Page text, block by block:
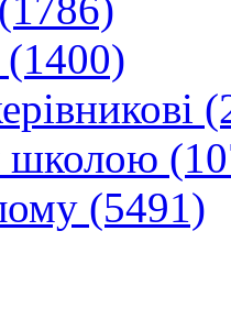
(1400)
школою
(5491)